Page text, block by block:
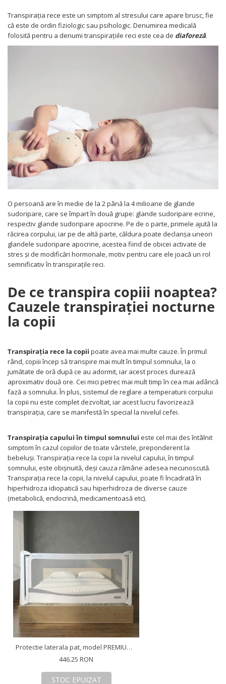
Transpirația rece este un simptom al stresului care apare brusc, fie
că este de ordin fiziologic sau psihologic. Denumirea medicală
folosită pentru a denumi transpirațiile reci este cea de diaforeză.
O persoană are în medie de la 2 până la 4 milioane de glande
sudoripare, care se împart în două grupe: glande sudoripare ecrine,
respectiv glande sudoripare apocrine. Pe de o parte, primele ajută la
răcirea corpului, iar pe de altă parte, căldura poate declanșa uneori
glandele sudoripare apocrine, acestea fiind de obicei activate de
stres și de modificări hormonale, motiv pentru care ele joacă un rol
semnificativ în transpirațile reci.
De ce transpira copiii noaptea?
Cauzele transpirației nocturne
la copii
Transpirația rece la copii poate avea mai multe cauze. În primul
rând, copiii încep să transpire mai mult în timpul somnului, la o
jumătate de oră după ce au adormit, iar acest proces durează
aproximativ două ore. Cei mici petrec mai mult timp în cea mai adâncă
fază a somnului. În plus, sistemul de reglare a temperaturii corpului
la copii nu este complet dezvoltat, iar acest lucru favorizează
transpirația, care se manifestă în special la nivelul cefei.
Transpirația capului în timpul somnului este cel mai des întâlnit
simptom în cazul copiilor de toate vârstele, preponderent la
bebeluși. Transpiraţia rece la copii la nivelul capului, în timpul
somnului, este obişnuită, deși cauza rămâne adesea necunoscută.
Transpiraţia rece la copii, la nivelul capului, poate fi încadrată în
hiperhidroza idiopatică sau hiperhidroza de diverse cauze
(metabolică, endocrină, medicamentoasă etc).
Protectie laterala pat, model PREMIUM XXL, interconectabila, reglabila si culisanta, inaltime ajustabila pana la 97 cm, lungime 200 cm, Gri deschis
446.25 RON
STOC EPUIZAT